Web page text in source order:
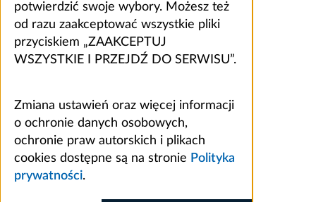
potwierdzić swoje wybory. Możesz też
od razu zaakceptować wszystkie pliki
przyciskiem „ZAAKCEPTUJ
WSZYSTKIE I PRZEJDŹ DO SERWISU”.
Zmiana ustawień oraz więcej informacji
o ochronie danych osobowych,
ochronie praw autorskich i plikach
cookies dostępne są na stronie Polityka
prywatności.